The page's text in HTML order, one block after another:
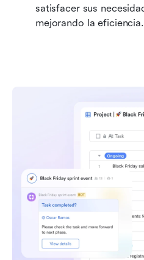
satisfacer sus
mejorando la eficiencia.